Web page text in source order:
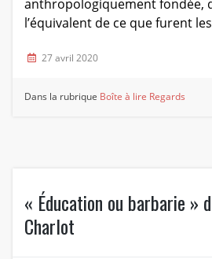
anthropologiquement fondée,
l’équivalent de ce que furent
27 avril 2020
Dans la rubrique Boîte à lire Regards
« Éducation ou barbarie »
Charlot